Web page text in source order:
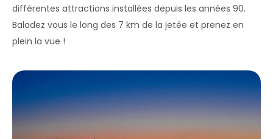
différentes attractions installées depuis les années 90.
Baladez vous le long des 7 km de la jetée et prenez en
plein la vue !